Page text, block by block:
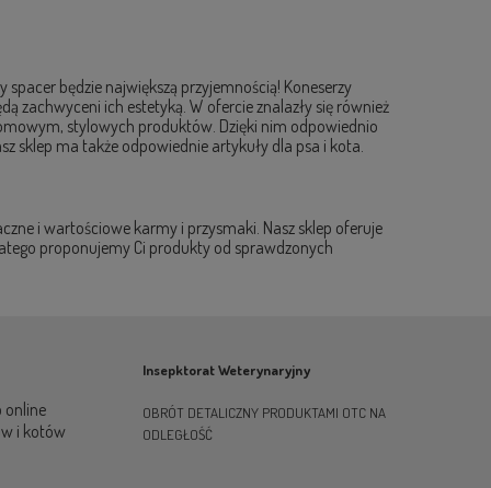
będzie największą przyjemnością! Koneserzy
zachwyceni ich estetyką. W ofercie znalazły się również
stylowych produktów. Dzięki nim odpowiednio
sklep ma także odpowiednie artykuły dla psa i kota.
i wartościowe karmy i przysmaki. Nasz sklep oferuje
proponujemy Ci produkty od sprawdzonych
online
i kotów
Insepktorat Weterynaryjny
OBRÓT DETALICZNY PRODUKTAMI OTC NA
ODLEGŁOŚĆ